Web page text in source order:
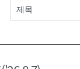
제목